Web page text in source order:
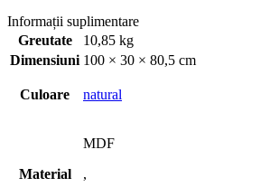
Informații suplimentare
Greutate
10,85 kg
Dimensiuni 100 × 30 × 80,5 cm
Culoare natural
Material
MDF
,